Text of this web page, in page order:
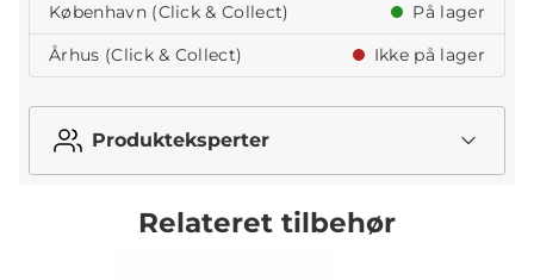
København (Click & Collect)
På lager
Århus (Click & Collect)
Ikke på lager
Produkteksperter
Relateret tilbehør